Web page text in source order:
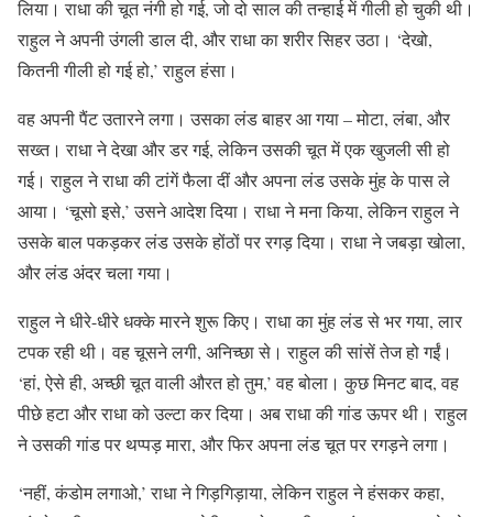
लिया। राधा की चूत नंगी हो गई, जो दो साल की तन्हाई में गीली हो चुकी थी।
राहुल ने अपनी उंगली डाल दी, और राधा का शरीर सिहर उठा। ‘देखो,
कितनी गीली हो गई हो,’ राहुल हंसा।
वह अपनी पैंट उतारने लगा। उसका लंड बाहर आ गया – मोटा, लंबा, और
सख्त। राधा ने देखा और डर गई, लेकिन उसकी चूत में एक खुजली सी हो
गई। राहुल ने राधा की टांगें फैला दीं और अपना लंड उसके मुंह के पास ले
आया। ‘चूसो इसे,’ उसने आदेश दिया। राधा ने मना किया, लेकिन राहुल ने
उसके बाल पकड़कर लंड उसके होंठों पर रगड़ दिया। राधा ने जबड़ा खोला,
और लंड अंदर चला गया।
राहुल ने धीरे-धीरे धक्के मारने शुरू किए। राधा का मुंह लंड से भर गया, लार
टपक रही थी। वह चूसने लगी, अनिच्छा से। राहुल की सांसें तेज हो गईं।
‘हां, ऐसे ही, अच्छी चूत वाली औरत हो तुम,’ वह बोला। कुछ मिनट बाद, वह
पीछे हटा और राधा को उल्टा कर दिया। अब राधा की गांड ऊपर थी। राहुल
ने उसकी गांड पर थप्पड़ मारा, और फिर अपना लंड चूत पर रगड़ने लगा।
‘नहीं, कंडोम लगाओ,’ राधा ने गिड़गिड़ाया, लेकिन राहुल ने हंसकर कहा,